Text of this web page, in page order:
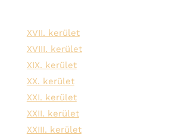
XVII. kerület
XVIII. kerület
XIX. kerület
XX. kerület
XXI. kerület
XXII. kerület
XXIII. kerület